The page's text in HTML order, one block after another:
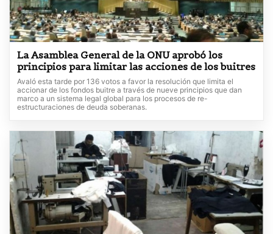
La Asamblea General de la ONU aprobó los
principios para limitar las acciones de los buitres
Avaló esta tarde por 136 votos a favor la resolución que limita el
accionar de los fondos buitre a través de nueve principios que dan
marco a un sistema legal global para los procesos de re-
estructuraciones de deuda soberanas.